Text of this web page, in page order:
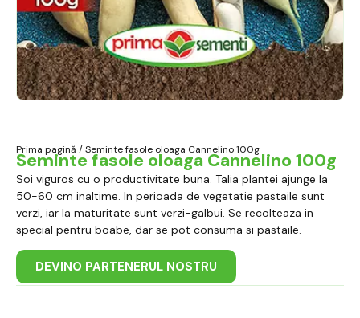
Prima pagină / Seminte fasole oloaga Cannelino 100g
Seminte fasole oloaga Cannelino 100g
Soi viguros cu o productivitate buna. Talia plantei ajunge la
50-60 cm inaltime. In perioada de vegetatie pastaile sunt
verzi, iar la maturitate sunt verzi-galbui. Se recolteaza in
special pentru boabe, dar se pot consuma si pastaile.
DEVINO PARTENERUL NOSTRU